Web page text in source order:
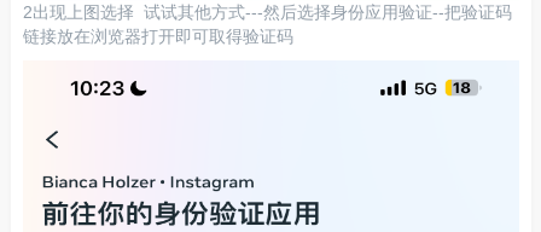
2出现上图选择 试试其他方式---然后选择身份应用验证--把验证码
链接放在浏览器打开即可取得验证码